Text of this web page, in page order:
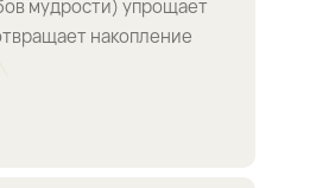
мудрости) упрощает
накопление